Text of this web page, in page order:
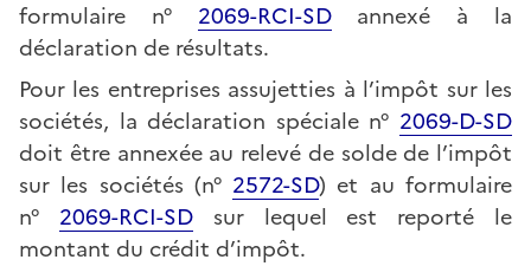
formulaire n° 2069-RCI-SDannexé à la
déclaration de résultats.
Pour les entreprises assujetties à l’impôt sur les
sociétés, la déclaration spéciale n° 2069-D-SD
doit être annexée au relevé de solde de l’impôt
sur les sociétés (n° 2572-SD) et au formulaire
n° 2069-RCI-SDsur lequel est reporté le
montant du crédit d’impôt.